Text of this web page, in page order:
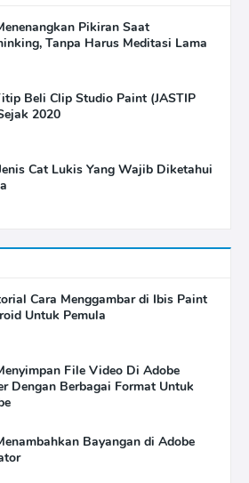
Pikiran Saat
Tanpa Harus Meditasi Lama
Beli Clip Studio Paint (JASTIP
2020
Cat Lukis Yang Wajib Diketahui
Cara Menggambar di Ibis Paint
Untuk Pemula
File Video Di Adobe
Dengan Berbagai Format Untuk
Bayangan di Adobe